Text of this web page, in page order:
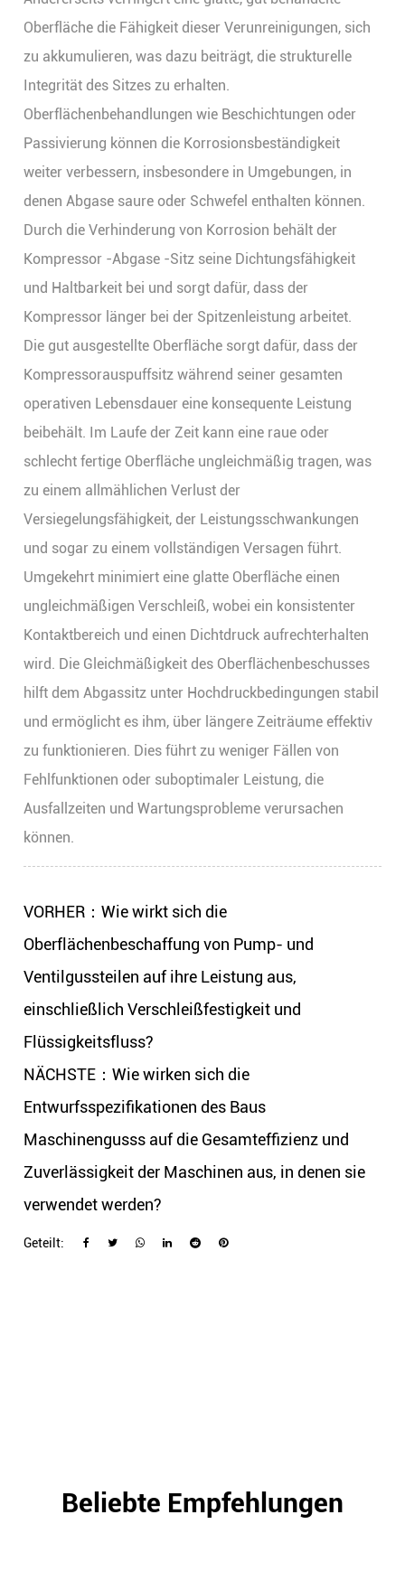
Oberfläche die Fähigkeit dieser Verunreinigungen, sich
zu akkumulieren, was dazu beiträgt, die strukturelle
Integrität des Sitzes zu erhalten.
Oberflächenbehandlungen wie Beschichtungen oder
Passivierung können die Korrosionsbeständigkeit
weiter verbessern, insbesondere in Umgebungen, in
denen Abgase saure oder Schwefel enthalten können.
Durch die Verhinderung von Korrosion behält der
Kompressor -Abgase -Sitz seine Dichtungsfähigkeit
und Haltbarkeit bei und sorgt dafür, dass der
Kompressor länger bei der Spitzenleistung arbeitet.
Die gut ausgestellte Oberfläche sorgt dafür, dass der
Kompressorauspuffsitz während seiner gesamten
operativen Lebensdauer eine konsequente Leistung
beibehält. Im Laufe der Zeit kann eine raue oder
schlecht fertige Oberfläche ungleichmäßig tragen, was
zu einem allmählichen Verlust der
Versiegelungsfähigkeit, der Leistungsschwankungen
und sogar zu einem vollständigen Versagen führt.
Umgekehrt minimiert eine glatte Oberfläche einen
ungleichmäßigen Verschleiß, wobei ein konsistenter
Kontaktbereich und einen Dichtdruck aufrechterhalten
wird. Die Gleichmäßigkeit des Oberflächenbeschusses
hilft dem Abgassitz unter Hochdruckbedingungen stabil
und ermöglicht es ihm, über längere Zeiträume effektiv
zu funktionieren. Dies führt zu weniger Fällen von
Fehlfunktionen oder suboptimaler Leistung, die
Ausfallzeiten und Wartungsprobleme verursachen
können.
VORHER：Wie wirkt sich die
Oberflächenbeschaffung von Pump- und
Ventilgussteilen auf ihre Leistung aus,
einschließlich Verschleißfestigkeit und
Flüssigkeitsfluss?
NÄCHSTE：Wie wirken sich die
Entwurfsspezifikationen des Baus
Maschinengusss auf die Gesamteffizienz und
Zuverlässigkeit der Maschinen aus, in denen sie
verwendet werden?
Geteilt:
Beliebte Empfehlungen